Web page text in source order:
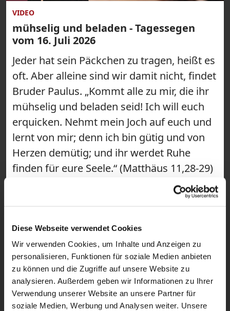
Diese Webseite verwendet Cookies
Wir verwenden Cookies, um Inhalte und Anzeigen zu
personalisieren, Funktionen für soziale Medien anbieten
zu können und die Zugriffe auf unsere Website zu
analysieren. Außerdem geben wir Informationen zu Ihrer
Verwendung unserer Website an unsere Partner für
soziale Medien, Werbung und Analysen weiter. Unsere
VIDEO
mühselig und beladen - Tagessegen
vom 16. Juli 2026
Jeder hat sein Päckchen zu tragen, heißt es
oft. Aber alleine sind wir damit nicht, findet
Bruder Paulus. „Kommt alle zu mir, die ihr
mühselig und beladen seid! Ich will euch
erquicken. Nehmt mein Joch auf euch und
lernt von mir; denn ich bin gütig und von
Herzen demütig; und ihr werdet Ruhe
finden für eure Seele.“ (Matthäus 11,28-29)
#gebetsraum #Tagessegen ~ Wir sind der
Gebetsraum! Hier findest du täglich kurze
Kapuzinermönch Paulus Terwitte kannst
du mit einem Bibelvers in den Morgen
starten und einen Segen empfangen. Als
Short schenkt dir Congregatio Jesu-
Schwester Magdalena Winghofer eine
spirituelle Mittagspause, bevor du mit